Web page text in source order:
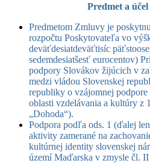
Predmet a
Predmetom Zmluvy je
rozpočtu Poskytovateľa vo
deväťdesiatdeväťtisíc
sedemdesiatšesť eurocentov)
podpory Slovákov žijúcich v
medzi vládou Slovenskej
republiky o vzájomnej
oblasti vzdelávania a kultúry z
„Dohoda“).
Podpora podľa ods. 1 (ďalej
aktivity zamerané na
kultúrnej identity slovenskej
území Maďarska v zmysle čl.